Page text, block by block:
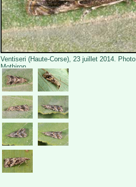
Ventiseri (Haute-Corse), 23 juillet 2014.
Mothiron.